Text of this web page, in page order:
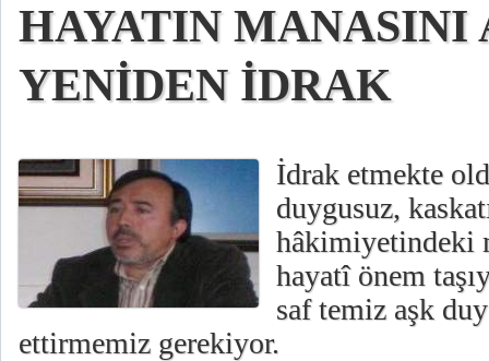
HAYATIN MANASINI
YENİDEN İDRAK
İdrak etmekte
duygusuz,
hâkimiyetindeki
hayatî önem
saf temiz aşk
ettirmemiz gerekiyor.